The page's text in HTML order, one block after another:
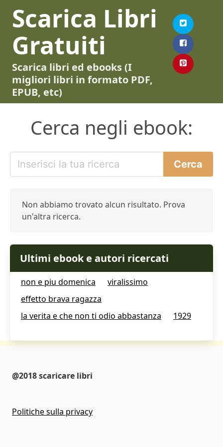
Scarica Libri
Gratuiti
Scarica libri ed ebooks (I
migliori libri in formato PDF,
EPUB, etc)
Cerca negli ebook:
Non abbiamo trovato alcun risultato. Prova
un'altra ricerca.
Ultimi ebook e autori ricercati
non e piu domenica
viralissimo
effetto brava ragazza
la verita e che non ti odio abbastanza
1929
@2018 scaricare libri
Politiche sulla privacy